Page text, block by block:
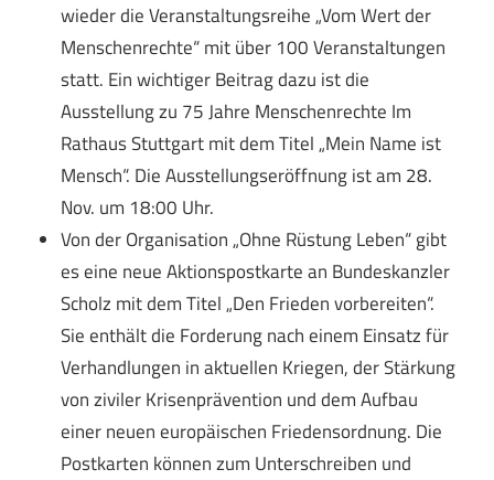
wieder die Veranstaltungsreihe „Vom Wert der
Menschenrechte“ mit über 100 Veranstaltungen
statt. Ein wichtiger Beitrag dazu ist die
Ausstellung zu 75 Jahre Menschenrechte Im
Rathaus Stuttgart mit dem Titel „Mein Name ist
Mensch“. Die Ausstellungseröffnung ist am 28.
Nov. um 18:00 Uhr.
Von der Organisation „Ohne Rüstung Leben“ gibt
es eine neue Aktionspostkarte an Bundeskanzler
Scholz mit dem Titel „Den Frieden vorbereiten“.
Sie enthält die Forderung nach einem Einsatz für
Verhandlungen in aktuellen Kriegen, der Stärkung
von ziviler Krisenprävention und dem Aufbau
einer neuen europäischen Friedensordnung. Die
Postkarten können zum Unterschreiben und